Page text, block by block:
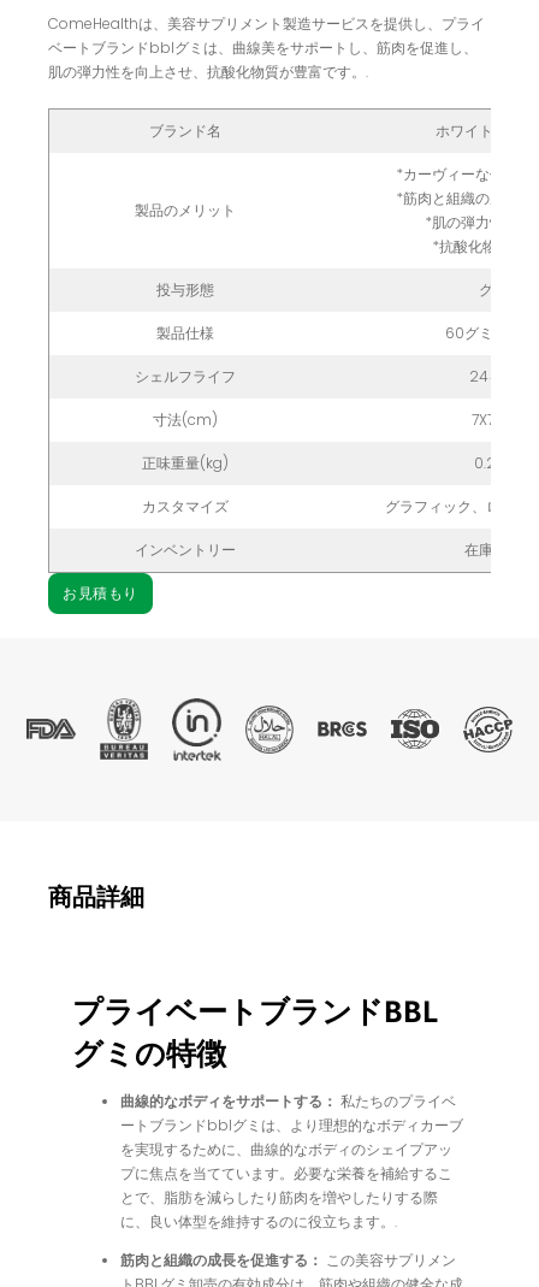
ComeHealthは、美容サプリメント製造サービスを提供し、プライ
ベートブランドbblグミは、曲線美をサポートし、筋肉を促進し、
肌の弾力性を向上させ、抗酸化物質が豊富です。.
ブランド名 ホワイトレー
製品のメリット
*カーヴィーな体型を
*筋肉と組織の成長を
*肌の弾力性を高
*抗酸化物質が
投与形態 グミ
製品仕様 60グミ/ボト
シェルフライフ 24ヶ月
寸法(cm) 7X7X12
正味重量(kg) 0.2kg
カスタマイズ グラフィック、ロゴ、
インベントリー 在庫あり
お見積もり
商品詳細
プライベートブランドBBL
グミの特徴
曲線的なボディをサポートする：私たちのプライベ
ートブランドbblグミは、より理想的なボディカーブ
を実現するために、曲線的なボディのシェイプアッ
プに焦点を当てています。必要な栄養を補給するこ
とで、脂肪を減らしたり筋肉を増やしたりする際
に、良い体型を維持するのに役立ちます。.
筋肉と組織の成長を促進する： この美容サプリメン